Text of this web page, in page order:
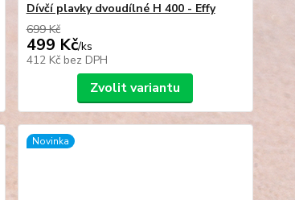
Dívčí plavky dvoudílné H 400 - Effy
699 Kč
499 Kč/ks
412 Kč bez DPH
Zvolit variantu
Novinka